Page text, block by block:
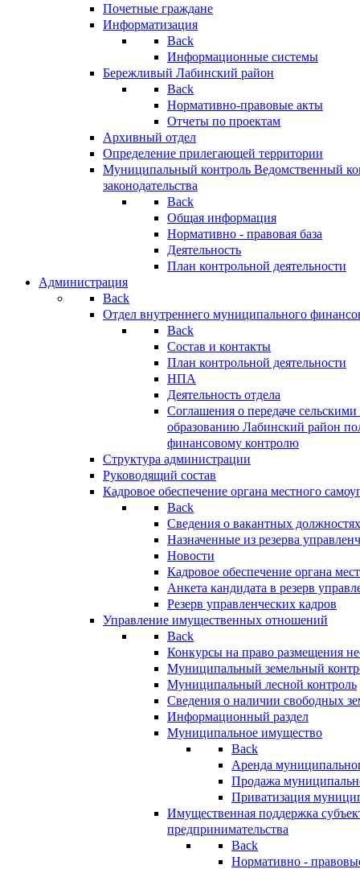
Почетные граждане
Информатизация
Back
Информационные системы
Бережливый Лабинский район
Back
Нормативно-правовые акты
Отчеты по проектам
Архивный отдел
Определение прилегающей территории
Муниципальный контроль Ведомственный
законодательства
Back
Общая информация
Нормативно - правовая база
Деятельность
План контрольной деятельности
Администрация
Back
Отдел внутреннего муниципального
Back
Состав и контакты
План контрольной деятельности
НПА
Деятельность отдела
Соглашения о передаче
образованию Лабинский район
финансовому контролю
Структура администрации
Руководящий состав
Кадровое обеспечение органа местного
Back
Сведения о вакантных
Назначенные из резерва
Новости
Кадровое обеспечение органа
Анкета кандидата в резерв
Резерв управленческих кадров
Управление имущественных отношений
Back
Конкурсы на право размещения
Муниципальный земельный
Муниципальный лесной контроль
Сведения о наличии свободных
Информационный раздел
Муниципальное имущество
Back
Аренда
Продажа
Приватизация
Имущественная поддержка
предпринимательства
Back
Нормативно -